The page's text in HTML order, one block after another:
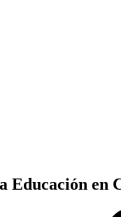
Educación en